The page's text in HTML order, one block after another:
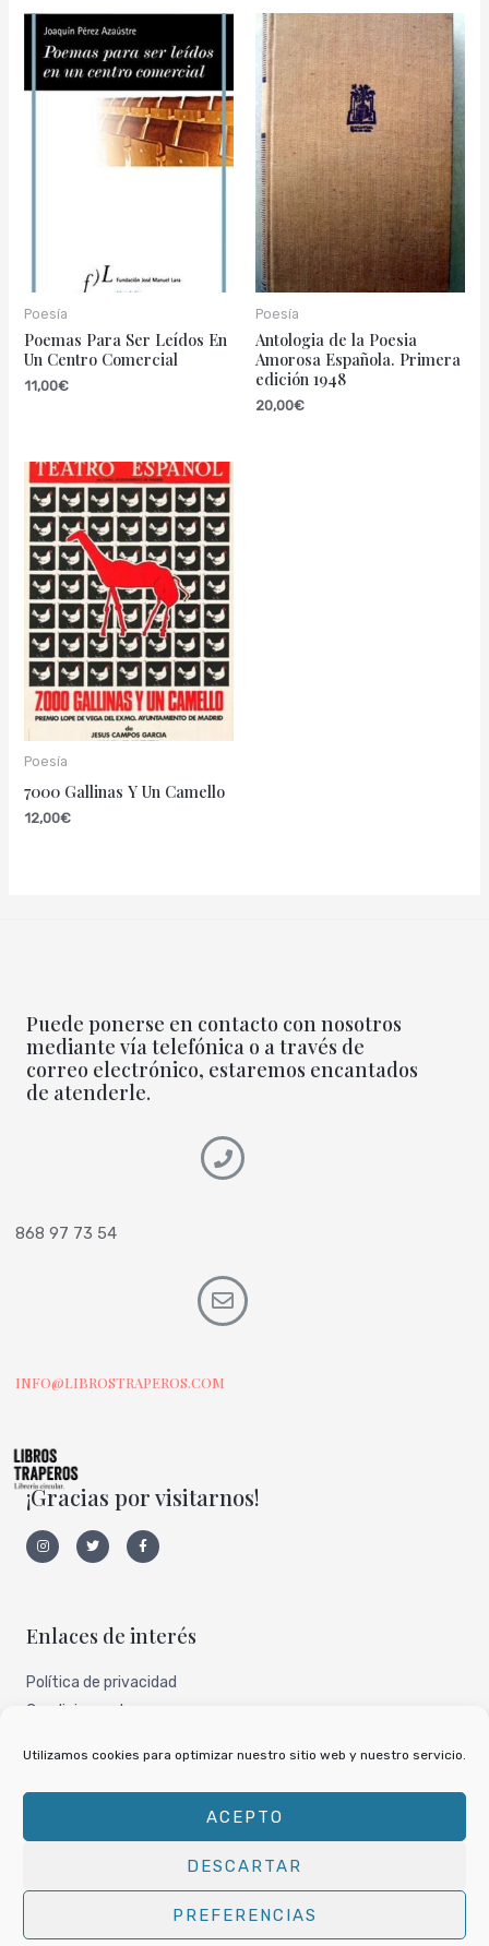
Utilizamos cookies para optimizar nuestro sitio web y nuestro servicio.
ACEPTO
DESCARTAR
PREFERENCIAS
Poesía
Poemas Para Ser Leídos En
Un Centro Comercial
11,00€
Poesía
Antologia de la Poesia
Amorosa Española. Primera
edición 1948
20,00€
Poesía
7000 Gallinas Y Un Camello
12,00€
Puede ponerse en contacto con nosotros
mediante vía telefónica o a través de
correo electrónico, estaremos encantados
de atenderle.
868 97 73 54
INFO@LIBROSTRAPEROS.COM
¡Gracias por visitarnos!
n
s
t
m
w
i
t
a
c
e
-
f
Enlaces de interés
Política de privacidad
Condiciones de uso
Nuestro perfil de todocoleccion
Copyright © 2026